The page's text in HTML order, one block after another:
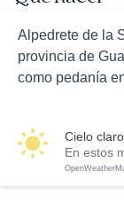
Alpedrete de la
provincia de
como pedanía
cielo
En estos